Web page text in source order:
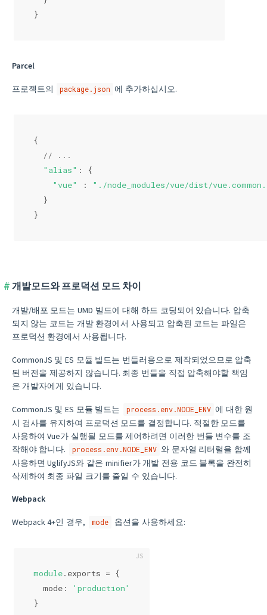
}
Parcel
프로젝트의 package.json 에 추가하십시오.
{
// ...
"alias" : {
"vue"
:
"./node_modules/vue/dist/
  }
}
개발모드와 프로덕션 모드 차이
개발/배포 모드는 UMD 빌드에 대해 하드 코딩되어 있습니다. 압축
되지 않는 코드는 개발 환경에서 사용되고 압축된 코드는 파일은
프로덕션 환경에서 사용됩니다.
CommonJS 및 ES 모듈 빌드는 번들러용으로 제작되었으므로 압축
된 버전을 제공하지 않습니다. 최종 번들을 직접 압축해야할 책임
은 개발자에게 있습니다.
CommonJS 및 ES 모듈 빌드는 process.env.NODE_ENV 에 대한 원
시 검사를 유지하여 프로덕션 모드를 결정합니다. 적절한 모드를
사용하여 Vue가 실행될 모드를 제어하려면 이러한 번들 변수를 조
작해야 합니다.
process.env.NODE_ENV 와 문자열 리터럴을 함께
사용하면 UglifyJS와 같은 minifier가 개발 전용 코드 블록을 완전히
삭제하여 최종 파일 크기를 줄일 수 있습니다.
Webpack
Webpack 4+인 경우, mode 옵션을 사용하세요:
module.exports = {
  mode:
'production'
}